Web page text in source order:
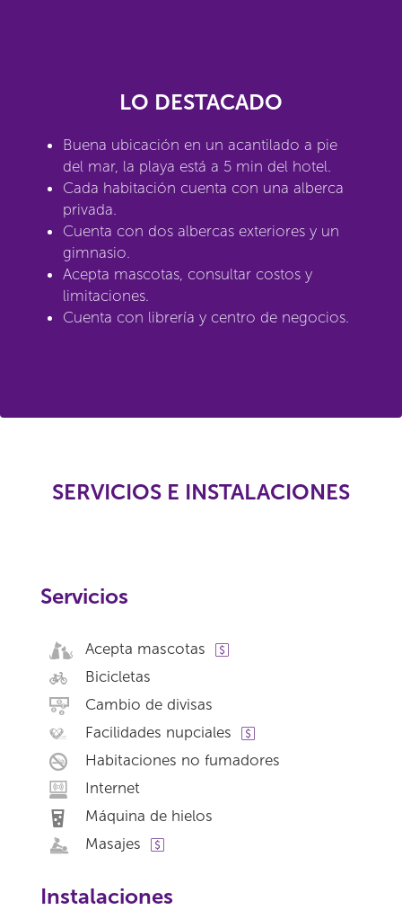
LO DESTACADO
Buena ubicación en un acantilado a pie
del mar, la playa está a 5 min del hotel.
Cada habitación cuenta con una alberca
privada.
Cuenta con dos albercas exteriores y un
gimnasio.
Acepta mascotas, consultar costos y
limitaciones.
Cuenta con librería y centro de negocios.
SERVICIOS E INSTALACIONES
Servicios
Acepta mascotas
Bicicletas
Cambio de divisas
Facilidades nupciales
Habitaciones no fumadores
Internet
Máquina de hielos
Masajes
Instalaciones